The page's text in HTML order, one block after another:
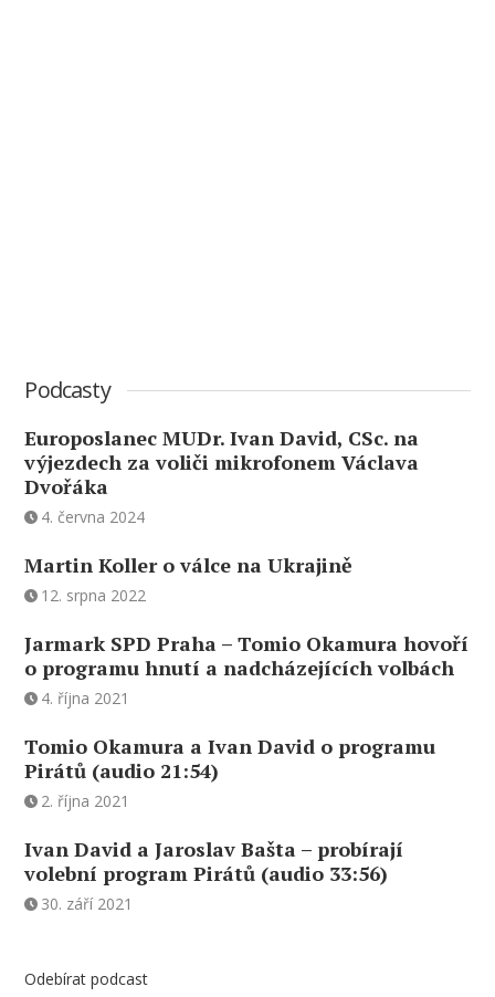
Podcasty
Europoslanec MUDr. Ivan David, CSc. na
výjezdech za voliči mikrofonem Václava
Dvořáka
4. června 2024
Martin Koller o válce na Ukrajině
12. srpna 2022
Jarmark SPD Praha – Tomio Okamura hovoří
o programu hnutí a nadcházejících volbách
4. října 2021
Tomio Okamura a Ivan David o programu
Pirátů (audio 21:54)
2. října 2021
Ivan David a Jaroslav Bašta – probírají
volební program Pirátů (audio 33:56)
30. září 2021
Odebírat podcast